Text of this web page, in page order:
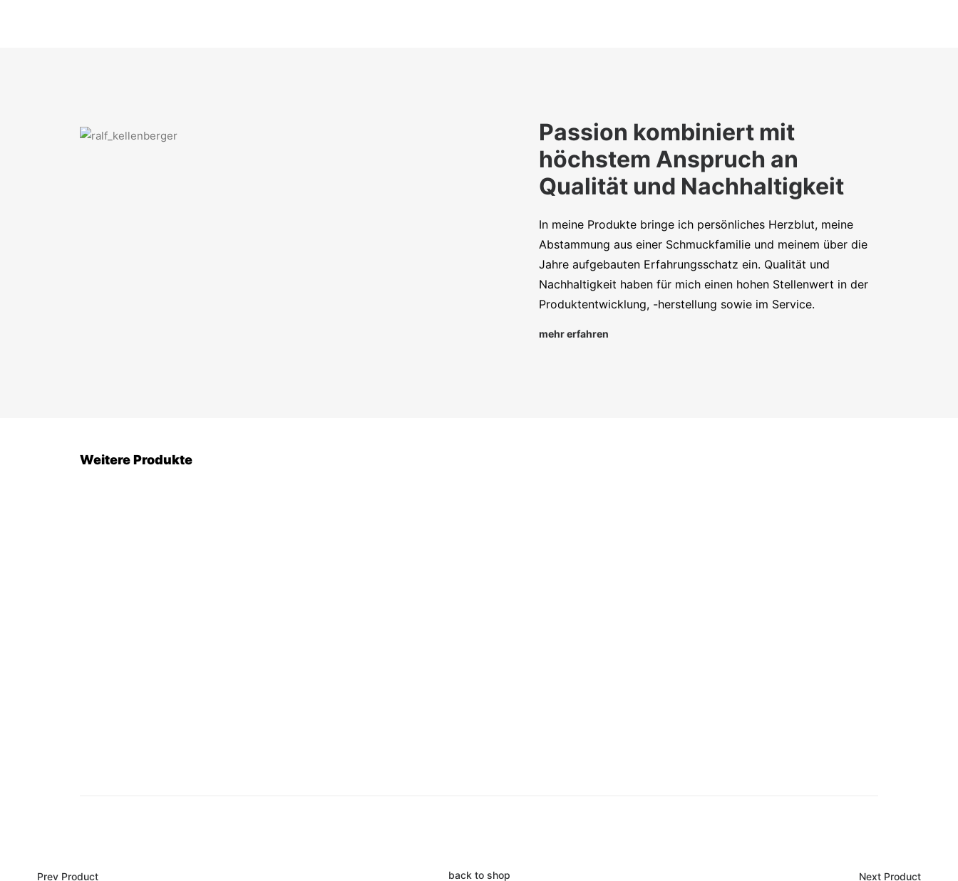
Passion kombiniert mit
höchstem Anspruch an
Qualität und Nachhaltigkeit
In meine Produkte bringe ich persönliches Herzblut, meine
Abstammung aus einer Schmuckfamilie und meinem über die
Jahre aufgebauten Erfahrungsschatz ein. Qualität und
Nachhaltigkeit haben für mich einen hohen Stellenwert in der
Produktentwicklung, -herstellung sowie im Service.
mehr erfahren
Weitere Produkte
Prev Product Next Product
back to shop